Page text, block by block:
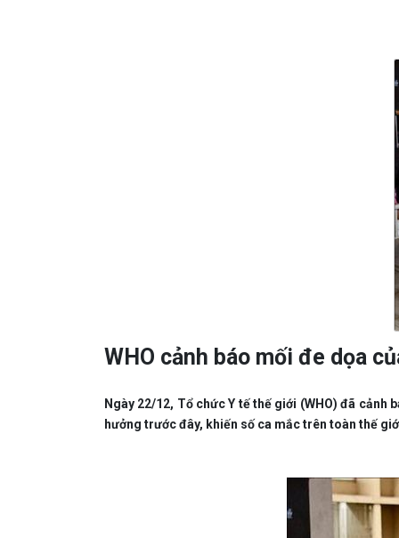
WHO cảnh báo mối đe dọa
Ngày 22/12, Tổ chức Y tế thế giới (WHO) đã
hưởng trước đây, khiến số ca mắc trên toàn thế